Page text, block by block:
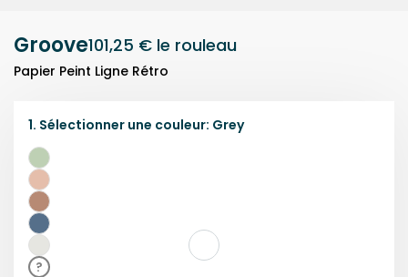
Groove101,25 € le rouleau
Papier Peint Ligne Rétro
1. Sélectionner une couleur: Grey
Vert
Rose
Brun
Bleu
Marine
Gris
?